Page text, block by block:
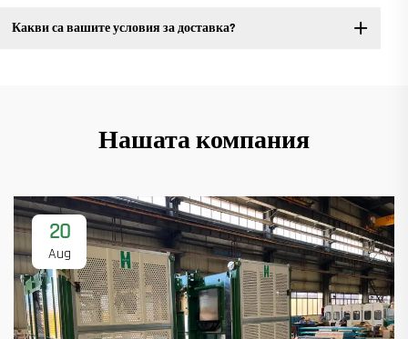
Какви са вашите условия за доставка?
Нашата компания
20
Aug